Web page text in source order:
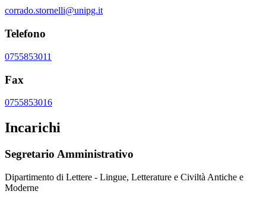
corrado.stornelli@unipg.it
Telefono
0755853011
Fax
0755853016
Incarichi
Segretario Amministrativo
Dipartimento di Lettere - Lingue, Letterature e Civiltà Antiche e
Moderne